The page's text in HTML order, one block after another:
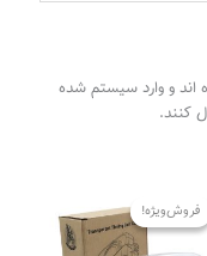
اند و وارد سیستم شده
کنند.
فروش‌ویژه!
فروش‌ویژه! 930.000 تومان
بود.